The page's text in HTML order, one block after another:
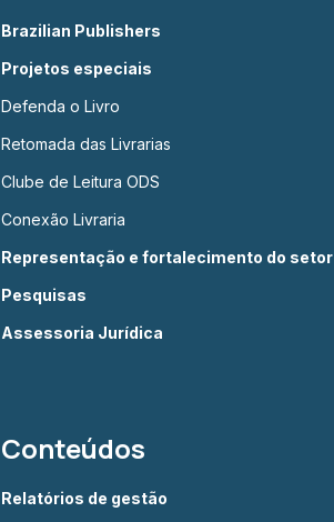
Brazilian Publishers
Projetos especiais
Defenda o Livro
Retomada das Livrarias
Clube de Leitura ODS
Conexão Livraria
Representação e fortalecimento do setor
Pesquisas
Assessoria Jurídica
Conteúdos
Relatórios de gestão